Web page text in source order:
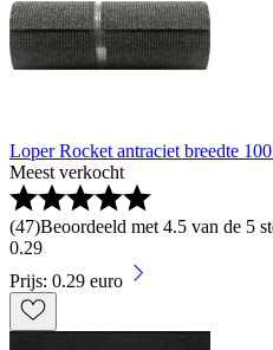
Loper Rocket antraciet breedte
Meest verkocht
(47)Beoordeeld met 4.5 van de 5
0.29
Prijs: 0.29 euro